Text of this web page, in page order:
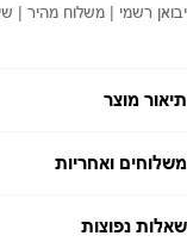
יבואן רשמי | משלוח מהיר |
תיאור מוצר
שדרגו את הרפלקסים עם עכבר גיימינג
חיבור כפול 2.4GHz & Bluetooth 5.0 לביצועים יציבים בכל קרב.
משלוחים ואחריות
זמן אספקה: עד 7 ימי עסקים
שאלות נפוצות